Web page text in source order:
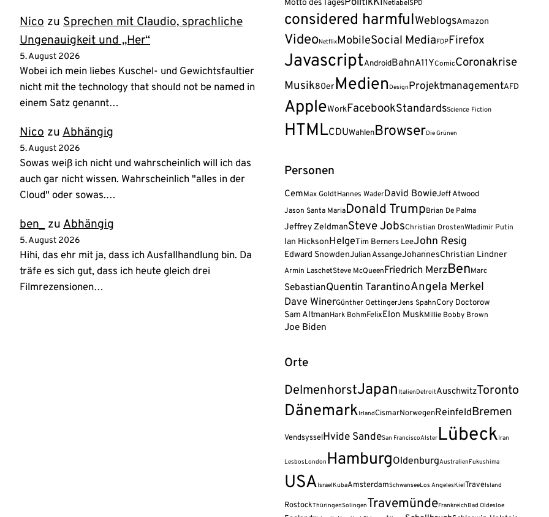
Nico zu Sprechen mit Claudio, sprachliche
Ungenauigkeit und „Her“
5. August 2026
Wobei ich mein liebes Kuschel- und Gewichtsfaultier
nicht mit the technology that should not be named in
einem Satz genannt…
Nico zu Abhängig
5. August 2026
Sowas weiß ich nicht und wahrscheinlich will ich das
auch gar nicht wissen. Wahrscheinlich "alles in der
Cloud" oder sowas.…
ben_zu Abhängig
5. August 2026
Hihi, das ehr mit ja, dass ich Ausfallhandlung bin. Da
träfe es sich gut, dass ich heute gleich drei
Filmrezensionen…
Motto des Tages
NetlabelSPD
considered harmfulWeblogsAmazon
VideoNetflixMobileSocial MediaFDPFirefox
JavascriptAndroidBahnA11YComicCoronakrise
Musik80erMedienDesignProjektmanagementAFD
AppleWorkFacebookStandardsScience Fiction
HTMLCDUWahlenBrowserDie Grünen
Personen
CemMax GoldtHannes WaderDavid BowieJeff Atwood
Jason Santa MariaDonald TrumpBrian De Palma
Jeffrey ZeldmanSteve JobsChristian DrostenWladimir Putin
Ian HicksonHelgeTim Berners LeeJohn Resig
Edward SnowdenJulian AssangeJohannesChristian Lindner
Armin LaschetSteve McQueenFriedrich MerzBenMarc
SebastianQuentin TarantinoAngela Merkel
Dave WinerGünther OettingerJens SpahnCory Doctorow
Sam AltmanHark BohmFelixElon MuskMillie Bobby Brown
Joe Biden
Orte
DelmenhorstJapan ItalienDetroitAuschwitzToronto
DänemarkIrlandCismarNorwegenReinfeldBremen
VendsysselHvide SandeSan FranciscoAlster LübeckIran
LesbosLondon HamburgOldenburgAustralienFukushima
USAIsraelKubaAmsterdamSchwanseeLos AngelesKielTraveIsland
RostockThüringenSolingenTravemündeFrankreichBad Oldesloe